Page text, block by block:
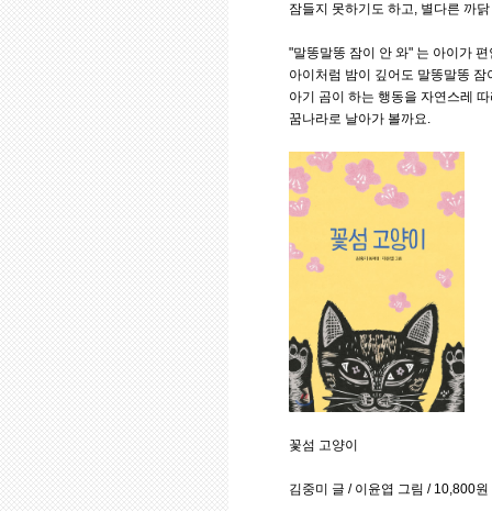
잠들지 못하기도 하고, 별다른 까
"말똥말똥 잠이 안 와" 는 아이가
아이처럼 밤이 깊어도 말똥말똥
아기 곰이 하는 행동을 자연스레
꿈나라로 날아가 볼까요.
꽃섬 고양이
김중미 글 / 이윤엽 그림 / 10,800원